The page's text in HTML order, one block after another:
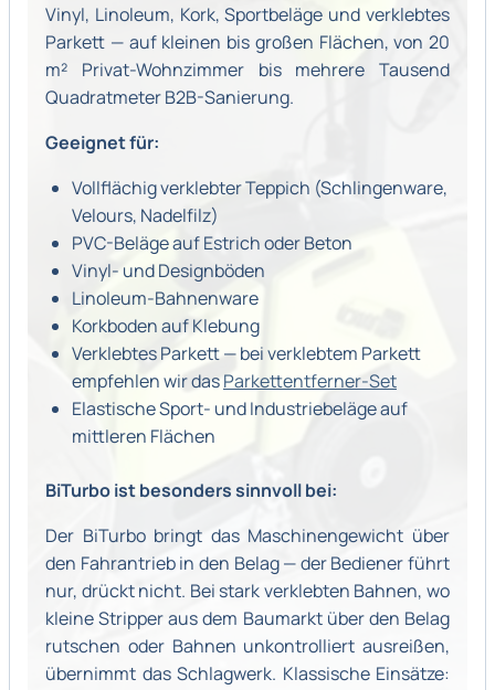
Vinyl, Linoleum, Kork, Sportbeläge und verklebtes
Parkett — auf kleinen bis großen Flächen, von 20
m² Privat-Wohnzimmer bis mehrere Tausend
Quadratmeter B2B-Sanierung.
Geeignet für:
Vollflächig verklebter Teppich (Schlingenware,
Velours, Nadelfilz)
PVC-Beläge auf Estrich oder Beton
Vinyl- und Designböden
Linoleum-Bahnenware
Korkboden auf Klebung
Verklebtes Parkett — bei verklebtem Parkett
empfehlen wir dasParkettentferner-Set
Elastische Sport- und Industriebeläge auf
mittleren Flächen
BiTurbo ist besonders sinnvoll bei:
Der BiTurbo bringt das Maschinengewicht über
den Fahrantrieb in den Belag — der Bediener führt
nur, drückt nicht. Bei stark verklebten Bahnen, wo
kleine Stripper aus dem Baumarkt über den Belag
rutschen oder Bahnen unkontrolliert ausreißen,
übernimmt das Schlagwerk. Klassische Einsätze: